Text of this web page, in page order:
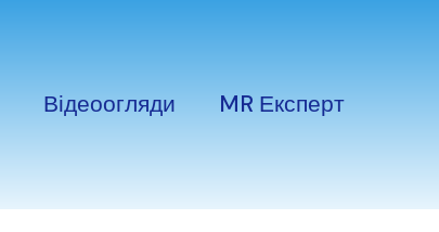
Відеоогляди MR Експерт